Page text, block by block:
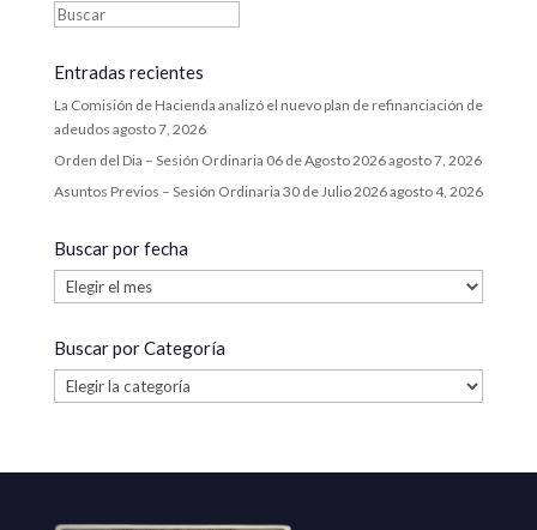
Entradas recientes
La Comisión de Hacienda analizó el nuevo plan de refinanciación de
adeudos agosto 7, 2026
Orden del Dia – Sesión Ordinaria 06 de Agosto 2026agosto 7, 2026
Asuntos Previos – Sesión Ordinaria 30 de Julio 2026agosto 4, 2026
Buscar por fecha
Buscar
por
Buscar por Categoría
Buscar
por